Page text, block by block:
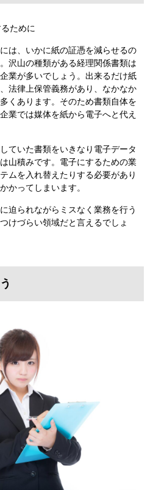
は、いかに紙の証憑を減らせるの
沢山の種類がある経理関係書類は
業が多いでしょう。出来るだけ紙
法律上保管義務があり、なかなか
くあります。そのため書類自体を
業では媒体を紙から電子へと代え
ていた書類をいきなり電子データ
山積みです。電子にするための業
ムを入れ替えたりする必要があり
かってしまいます。
迫られながらミスなく業務を行う
けづらい領域だと言えるでしょ